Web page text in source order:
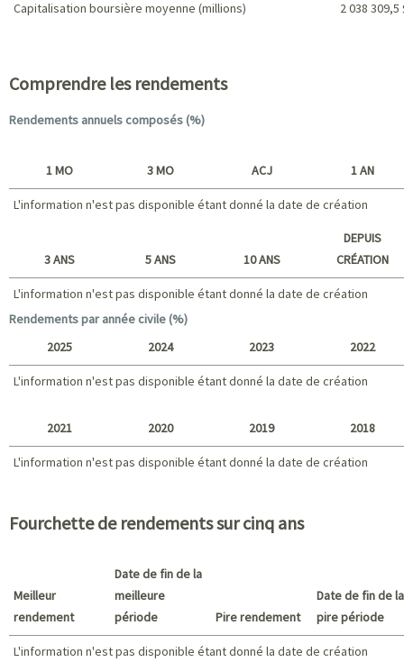
Capitalisation boursière moyenne (millions)
2 038 309,5
Comprendre les rendements
Rendements annuels composés (%)
1 MO 3 MO ACJ 1 AN
L'information n'est pas disponible étant donné la date de création
Long terme
3 ANS 5 ANS 10 ANS
DEPUIS
CRÉATION
L'information n'est pas disponible étant donné la date de création
L'information n'est pas disponible étant donné la date de création
Rendements par année civile (%)
2025 2024 2023 2022
L'information n'est pas disponible étant donné la date de création
2021 2020 2019 2018
L'information n'est pas disponible étant donné la date de création
L'information n'est pas disponible étant donné la date de création
Fourchette de rendements sur cinq ans
Meilleur
rendement
Date de fin de la
meilleure
période
Pire rendement
Date de fin de la
pire période
L'information n'est pas disponible étant donné la date de création